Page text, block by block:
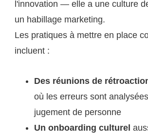
l'innovation — elle a une culture
un habillage marketing.
Les pratiques à mettre en place
incluent :
Des réunions de
où les erreurs sont
jugement de personne
Un onboarding culturel